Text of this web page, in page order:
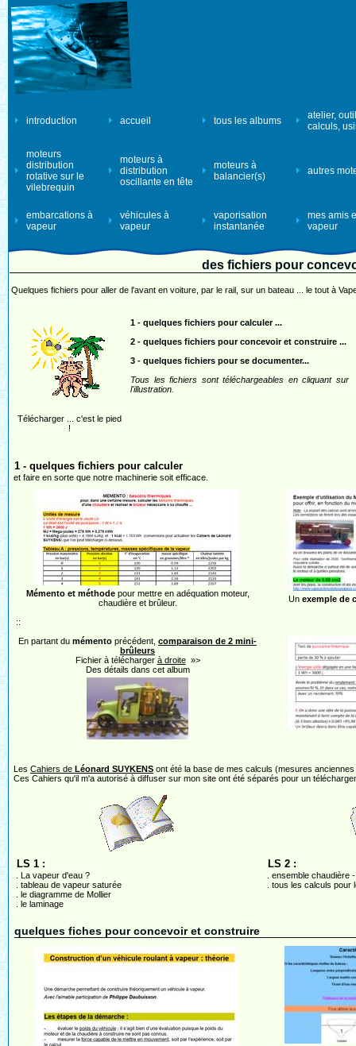
introduction accueil tous les albums
atelier,
calculs,
moteurs
distribution
rotative sur le
vilebrequin
moteurs à
distribution
oscillante en tête
moteurs à
balancier(s)
autres
embarcations à
vapeur
véhicules à
vapeur
vaporisation
instantanée
mes amis
vapeur
des fichiers pour
Quelques fichiers pour aller de l'avant en voiture, par le rail, sur un bateau ... le tout à
Télécharger ... c'est le pied
!
1 - quelques fichiers pour calculer ...
2 - quelques fichiers pour concevoir et construire ...
3 - quelques fichiers pour se documenter...
Tous les fichiers sont téléchargeables en cliquant sur
l'illustration.
1 - quelques fichiers pour calculer
et faire en sorte que notre machinerie soit efficace.
Mémento et méthodepour mettre en adéquation moteur,
chaudière et brûleur.
::
Un exemple de
En partant du mémento précédent, comparaison de 2 mini-
brûleurs
Fichier à télécharger à droite»>
Des détails dans cet album
Les Cahiers de Léonard SUYKENS ont été la base de mes calculs (mesures
Ces Cahiers qu'il m'a autorisé à diffuser sur mon site ont été séparés pour un
LS 1 :
. La vapeur d'eau ?
. tableau de vapeur saturée
. le diagramme de Mollier
. le laminage
LS 2 :
. ensemble chaudière
. tous les calculs pour
quelques fiches pour concevoir et construire